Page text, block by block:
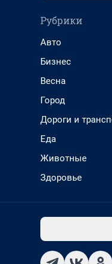
Рубрики
Авто
Бизнес
Весна
Город
Дороги и
Еда
Животные
Здоровье